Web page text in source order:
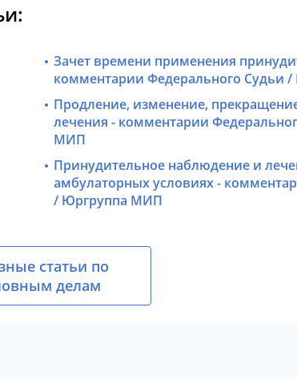
Зачет времени применения
комментарии Федерального Судьи
Продление, изменение,
лечения - комментарии
МИП
Принудительное наблюдение и
амбулаторных условиях -
/ Юргруппа МИП
статьи по
делам